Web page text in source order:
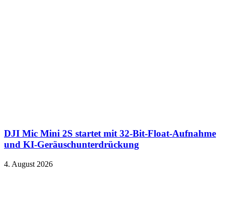
DJI Mic Mini 2S startet mit 32-Bit-Float-Aufnahme
und KI-Geräuschunterdrückung
4. August 2026